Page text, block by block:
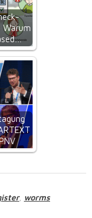
Warum
, worms